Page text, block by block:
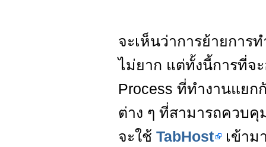
จะเห็นว่าการย้ายการ
ไม่ยาก แต่ทั้งนี้การที่จ
Process ที่ทำงานแยก
ต่าง ๆ ที่สามารถควบคุ
จะใช้ TabHost เข้าม